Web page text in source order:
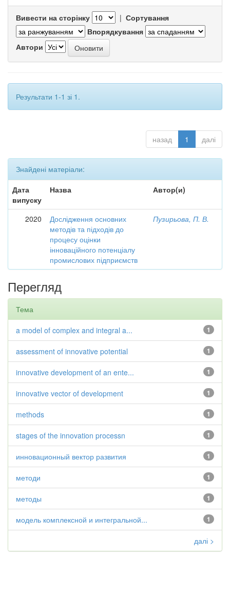
Вивести на сторінку | Сортування
Впорядкування
Автори
Результати 1-1 зі 1.
назад 1 далі
Знайдені матеріали:
Дата
випуску
Назва Автор(и)
2020
Дослідження основних
методів та підходів до
процесу оцінки
інноваційного потенціалу
промислових підприємств
Пузирьова, П. В.
Перегляд
Тема
1
a model of complex and integral a...
1
assessment of innovative potential
1
innovative development of an ente...
1
innovative vector of development
1
methods
1
stages of the innovation processn
1
инновационный вектор развития
1
методи
1
методы
1
модель комплексной и интегральной...
далі >